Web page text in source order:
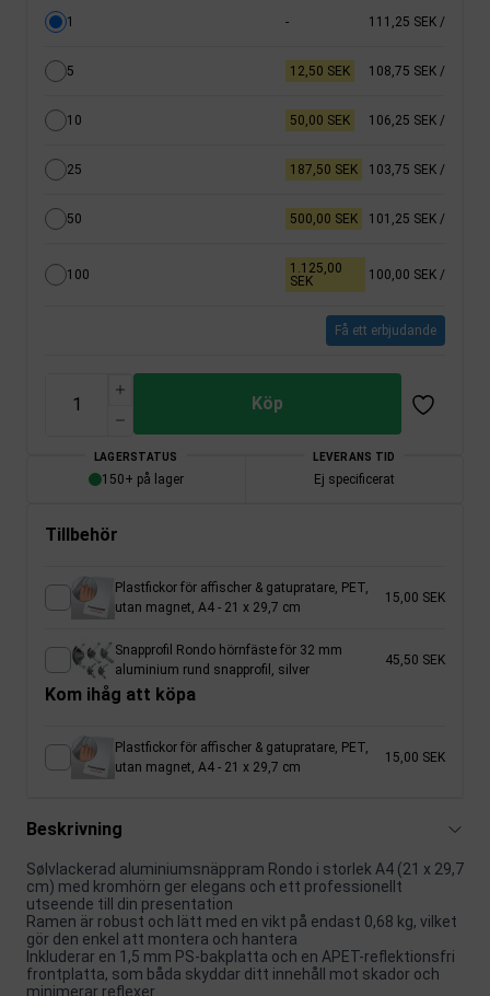
1 - 111,25 SEK /
5 12,50 SEK 108,75 SEK /
10 50,00 SEK 106,25 SEK /
25 187,50 SEK 103,75 SEK /
50 500,00 SEK 101,25 SEK /
100
1.125,00
SEK
100,00 SEK /
Få ett erbjudande
Köp
LAGERSTATUS
150+ på lager
LEVERANS TID
Ej specificerat
Tillbehör
Plastfickor för affischer & gatupratare, PET,
utan magnet, A4 - 21 x 29,7 cm
15,00 SEK
Snapprofil Rondo hörnfäste för 32 mm
aluminium rund snapprofil, silver
45,50 SEK
Kom ihåg att köpa
Plastfickor för affischer & gatupratare, PET,
utan magnet, A4 - 21 x 29,7 cm
15,00 SEK
Beskrivning
Sølvlackerad aluminiumsnäppram Rondo i storlek A4 (21 x 29,7
cm) med kromhörn ger elegans och ett professionellt
utseende till din presentation
Ramen är robust och lätt med en vikt på endast 0,68 kg, vilket
gör den enkel att montera och hantera
Inkluderar en 1,5 mm PS-bakplatta och en APET-reflektionsfri
frontplatta, som båda skyddar ditt innehåll mot skador och
minimerar reflexer